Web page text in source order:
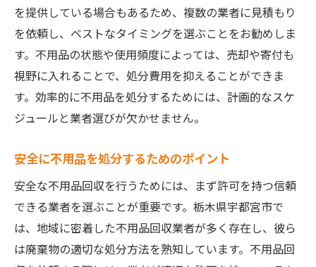
不用品回収の進化系サービスを活用する
オンラインでの不用品回収サービスの利用
法
テクノロジーを活用した効率的な回収方法
新しい不用品回収の形を理解する
不用品のデジタル管理とその未来
サービスプロバイダーとのデジタル連携
持続可能な生活をサポートする最新技術
を提供している場合もあるため、複数の業者に見積もり
を依頼し、ベストなタイミングを選ぶことをお勧めしま
す。不用品の状態や使用頻度によっては、売却や寄付も
視野に入れることで、処分費用を抑えることができま
す。効率的に不用品を処分するためには、計画的なスケ
ジュールと業者選びが欠かせません。
安全に不用品を処分するためのポイント
安全な不用品回収を行うためには、まず許可を持つ信頼
できる業者を選ぶことが重要です。栃木県宇都宮市で
は、地域に密着した不用品回収業者が多く存在し、彼ら
は廃棄物の適切な処分方法を熟知しています。不用品回